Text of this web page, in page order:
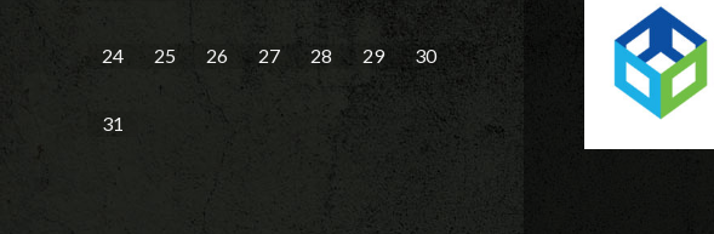
24 25 26 27 28 29 30
31